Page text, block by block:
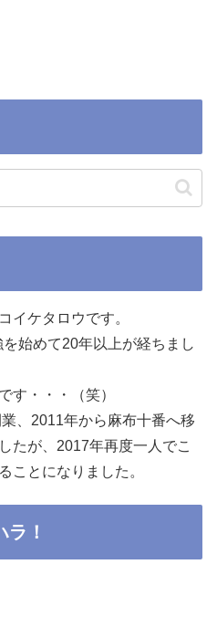
イケタロウです。
始めて20年以上が経ちまし
す・・・（笑）
、2011年から麻布十番へ移
たが、2017年再度一人でこ
ことになりました。
！